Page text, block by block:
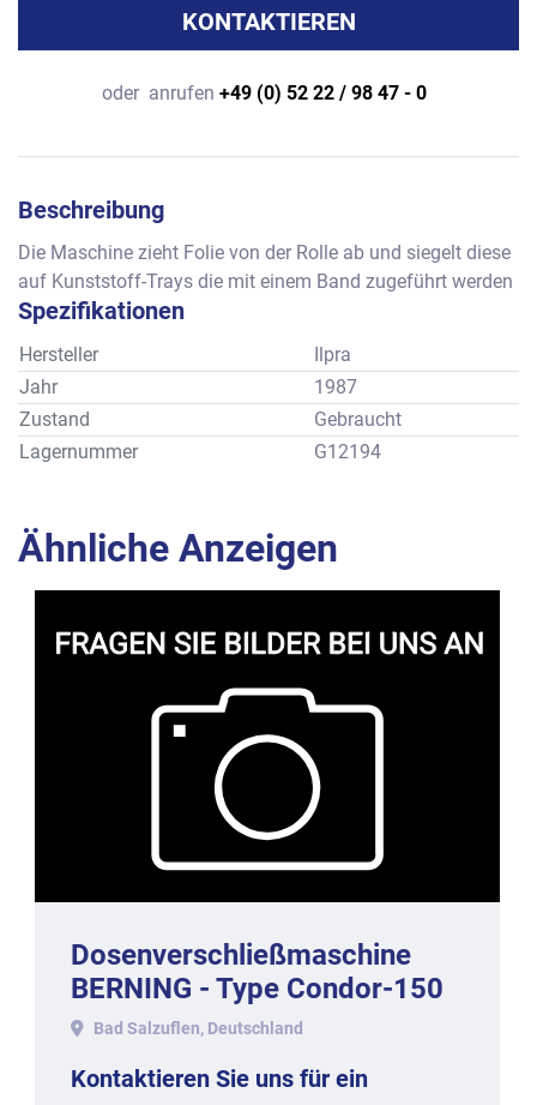
KONTAKTIEREN
oder anrufen +49 (0) 52 22 / 98 47 - 0
Beschreibung
Die Maschine zieht Folie von der Rolle ab und siegelt diese
auf Kunststoff-Trays die mit einem Band zugeführt werden
Spezifikationen
Hersteller
Ilpra
Jahr
1987
Zustand
Gebraucht
Lagernummer
G12194
Ähnliche Anzeigen
Dosenverschließmaschine
BERNING - Type Condor-150
Bad Salzuflen, Deutschland
Kontaktieren Sie uns für ein